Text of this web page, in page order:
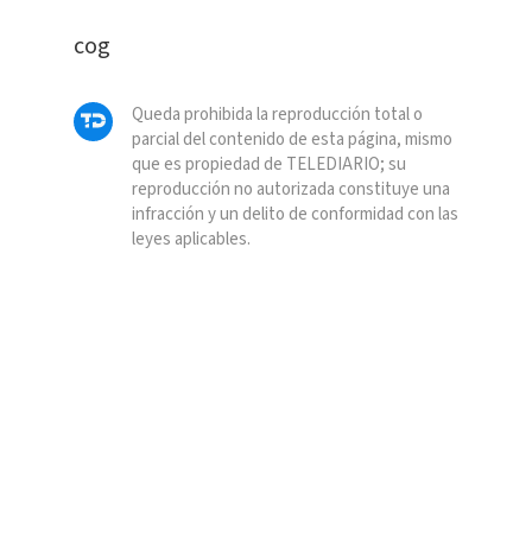
cog
Queda prohibida la reproducción total o
parcial del contenido de esta página, mismo
que es propiedad de TELEDIARIO; su
reproducción no autorizada constituye una
infracción y un delito de conformidad con las
leyes aplicables.